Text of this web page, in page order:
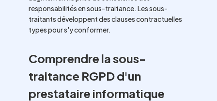
responsabilités en sous-traitance. Les sous-
traitants développent des clauses contractuelles
types pour s'y conformer.
Comprendre la sous-
traitance RGPD d'un
prestataire informatique